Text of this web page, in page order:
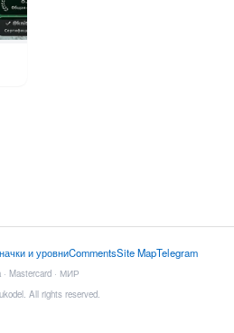
и уровниCommentsSite MapTelegram
· Mastercard · МИР
All rights reserved.